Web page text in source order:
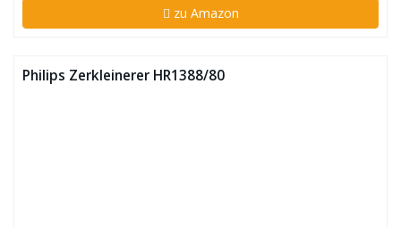
zu Amazon
Philips Zerkleinerer HR1388/80